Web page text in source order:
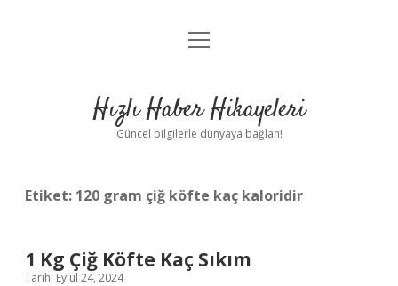
Anasayfa
Yasal Uyarı
menüyü
Hızlı Haber Hikayeleri
Güncel bilgilerle dünyaya bağlan!
Etiket: 120 gram çiğ köfte kaç kaloridir
1 Kg Çiğ Köfte Kaç Sıkım
Tarih: Eylül 24, 2024